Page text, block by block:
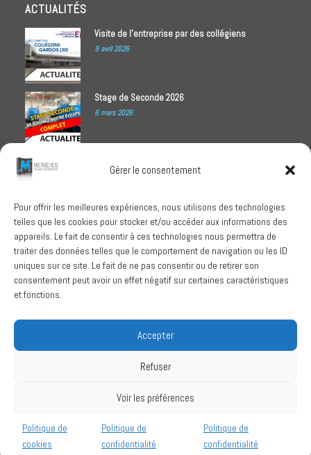
Gérer le consentement
Pour offrir les meilleures expériences, nous utilisons des technologies
telles que les cookies pour stocker et/ou accéder aux informations des
appareils. Le fait de consentir à ces technologies nous permettra de
traiter des données telles que le comportement de navigation ou les ID
uniques sur ce site. Le fait de ne pas consentir ou de retirer son
consentement peut avoir un effet négatif sur certaines caractéristiques
et fonctions.
Accepter
Refuser
Voir les préférences
Politique de
cookies
Politique de
confidentialité
Politique de
confidentialité
ACTUALITÉS
Visite de l’entreprise par des collégiens
9 avril 2026
Stage de Seconde 2026
6 mars 2026
1 octobre 2025
RECHERCHER
SUIVEZ-NOUS
Conditions Générales de Vente
Politique de confidentialité Mentions légales